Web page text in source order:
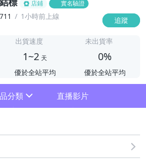
店鋪 實名驗證
1小時前上線 追蹤
出貨速度
1~2 天
優於全站平均
未出貨率
0%
優於全站平均
分類 直播影片